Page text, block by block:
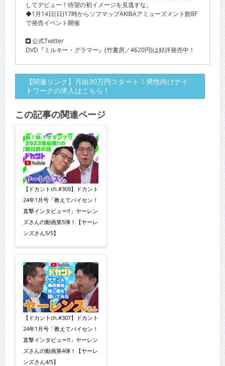
してデビュー！待望の初イメージを見逃すな。
◆1月14日(日)17時からソフマップAKIBAアミューズメント館8F
で発売イベント開催
公式Twitter
DVD『ミルキー・グラマー』(竹書房／4620円)は好評発売中！
【関連リンク】月給30万円スタート！男性向けナイ
トワークの求人はこちら！
この記事の関連ページ
【ドカントch.#309】ドカント
24年1月号「教えてパイセン！
直撃インタビュー!!」ヤーレン
ズさんの動画第5弾！【ヤーレ
ンズさん5/5】
【ドカントch.#307】ドカント
24年1月号「教えてパイセン！
直撃インタビュー!!」ヤーレン
ズさんの動画第4弾！【ヤーレ
ンズさん4/5】